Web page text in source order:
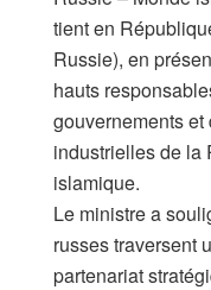
tient en
Russie), en
hauts
gouvernements et
industrielles de la
islamique.
​Le ministre a
russes traversent
partenariat